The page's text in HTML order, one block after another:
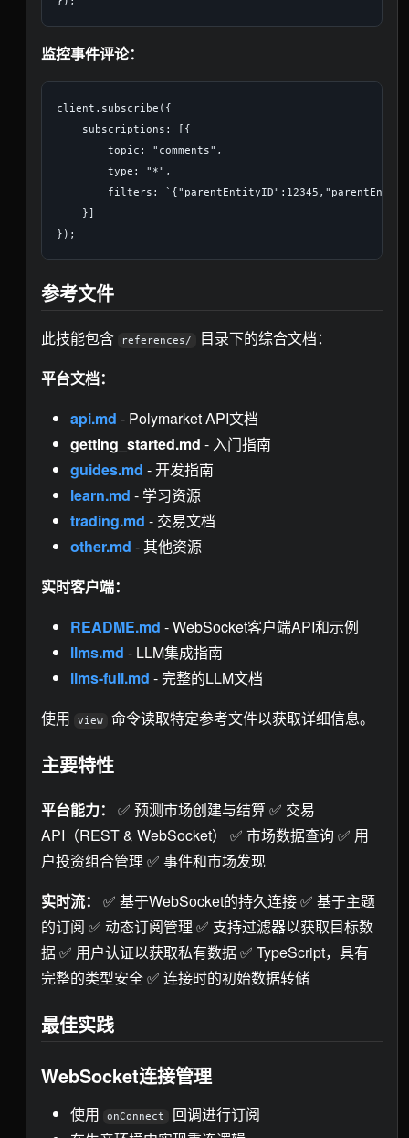
监控事件评论：
client.subscribe({
    subscriptions: [{
        topic: "comments",
        type: "*",
filters:
    }]
参考文件
此技能包含 references/
目录下的综合文档：
平台文档：
api.md - Polymarket API文档
getting_started.md - 入门指南
guides.md - 开发指南
learn.md - 学习资源
trading.md - 交易文档
other.md - 其他资源
实时客户端：
README.md - WebSocket客户端API和示例
llms.md - LLM集成指南
llms-full.md - 完整的LLM文档
使用
view 命令读取特定参考文件以获取详细信息。
主要特性
平台能力：
✅ 预测市场创建与结算 ✅ 交易
API（REST & WebSocket） ✅ 市场数据查询 ✅ 用
户投资组合管理 ✅ 事件和市场发现
实时流：
✅ 基于WebSocket的持久连接 ✅ 基于主题
的订阅 ✅ 动态订阅管理 ✅ 支持过滤器以获取目标数
据 ✅ 用户认证以获取私有数据 ✅ TypeScript，具有
完整的类型安全 ✅ 连接时的初始数据转储
最佳实践
WebSocket连接管理
使用 onConnect
回调进行订阅